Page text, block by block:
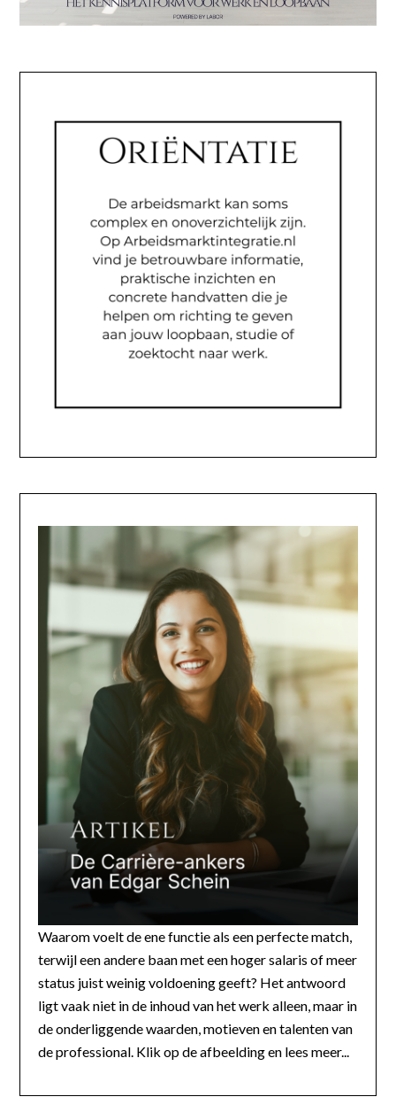
Waarom voelt de ene functie als een perfecte match,
terwijl een andere baan met een hoger salaris of meer
status juist weinig voldoening geeft? Het antwoord
ligt vaak niet in de inhoud van het werk alleen, maar in
de onderliggende waarden, motieven en talenten van
de professional. Klik op de afbeelding en lees meer...